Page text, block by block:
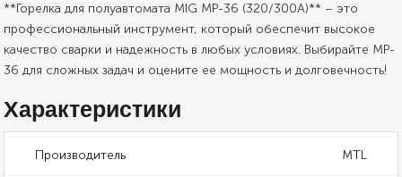
**Горелка для полуавтомата MIG MP-36 (320/300А)** – это
профессиональный инструмент, который обеспечит высокое
качество сварки и надежность в любых условиях. Выбирайте MP-
36 для сложных задач и оцените ее мощность и долговечность!
Характеристики
Производитель MTL